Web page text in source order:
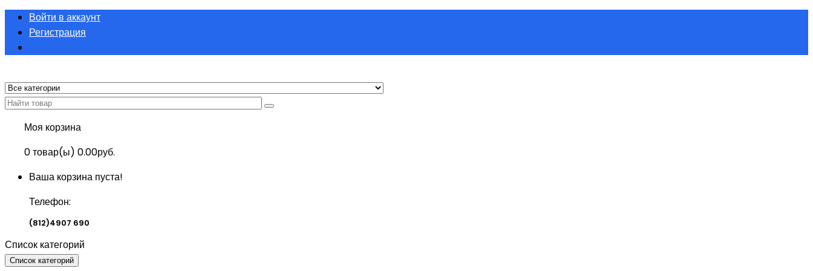
Войти в аккаунт
Регистрация
Моя корзина
0товар(ы) 0.00руб.
Ваша корзина пуста!
Телефон:
(812)4907 690
Список категорий
Список категорий